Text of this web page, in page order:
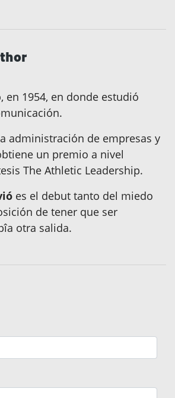
en 1954, en donde estudió
administración de empresas y
un premio a nivel
The Athletic Leadership.
es el debut tanto del miedo
de tener que ser
otra salida.